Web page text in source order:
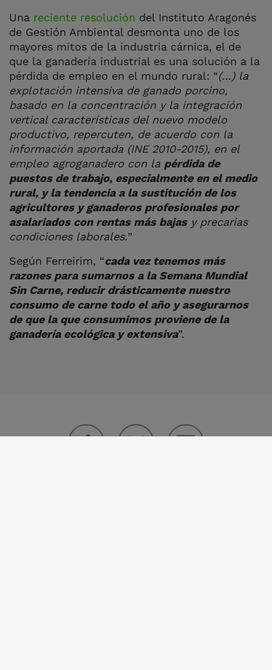
Una reciente resolución del Instituto Aragonés
de Gestión Ambiental desmonta uno de los
mayores mitos de la industria cárnica, el de
que la ganadería industrial es una solución a la
pérdida de empleo en el mundo rural: “(…) la
explotación intensiva de ganado porcino,
basado en la concentración y la integración
vertical características del nuevo modelo
productivo, repercuten, de acuerdo con la
información aportada (INE 2010-2015), en el
empleo agroganadero con la pérdida de
puestos de trabajo, especialmente en el medio
rural, y la tendencia a la sustitución de los
agricultores y ganaderos profesionales por
asalariados con rentas más bajasy precarias
condiciones laborales.”
Según Ferreirim, “cada vez tenemos más
razones para sumarnos a la Semana Mundial
Sin Carne, reducir drásticamente nuestro
consumo de carne todo el año y asegurarnos
de que la que consumimos proviene de la
ganadería ecológica y extensiva”.